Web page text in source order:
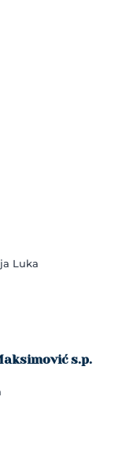
Luka
s.p.